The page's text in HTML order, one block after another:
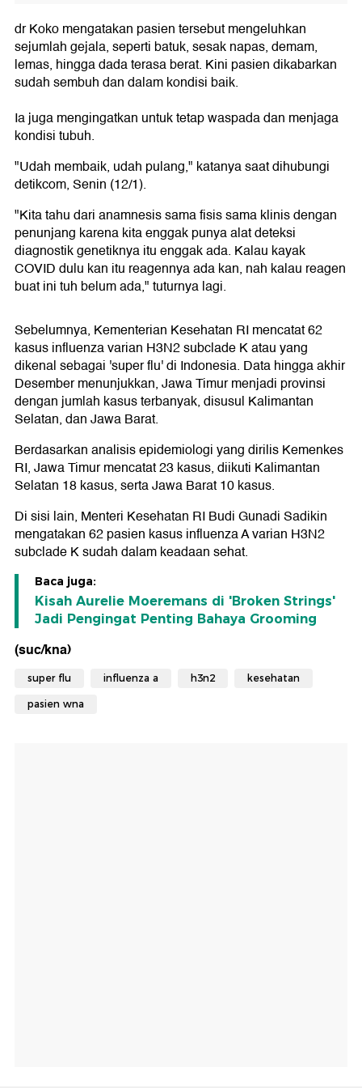
dr Koko mengatakan pasien tersebut mengeluhkan
sejumlah gejala, seperti batuk, sesak napas, demam,
lemas, hingga dada terasa berat. Kini pasien dikabarkan
sudah sembuh dan dalam kondisi baik.
Ia juga mengingatkan untuk tetap waspada dan menjaga
kondisi tubuh.
"Udah membaik, udah pulang," katanya saat dihubungi
detikcom, Senin (12/1).
"Kita tahu dari anamnesis sama fisis sama klinis dengan
penunjang karena kita enggak punya alat deteksi
diagnostik genetiknya itu enggak ada. Kalau kayak
COVID dulu kan itu reagennya ada kan, nah kalau reagen
buat ini tuh belum ada," tuturnya lagi.
Sebelumnya, Kementerian Kesehatan RI mencatat 62
kasus influenza varian H3N2 subclade K atau yang
dikenal sebagai 'super flu' di Indonesia. Data hingga akhir
Desember menunjukkan, Jawa Timur menjadi provinsi
dengan jumlah kasus terbanyak, disusul Kalimantan
Selatan, dan Jawa Barat.
Berdasarkan analisis epidemiologi yang dirilis Kemenkes
RI, Jawa Timur mencatat 23 kasus, diikuti Kalimantan
Selatan 18 kasus, serta Jawa Barat 10 kasus.
Di sisi lain, Menteri Kesehatan RI Budi Gunadi Sadikin
mengatakan 62 pasien kasus influenza A varian H3N2
subclade K sudah dalam keadaan sehat.
Baca juga:
Kisah Aurelie Moeremans di 'Broken Strings'
Jadi Pengingat Penting Bahaya Grooming
(suc/kna)
super flu influenza a h3n2 kesehatan
pasien wna